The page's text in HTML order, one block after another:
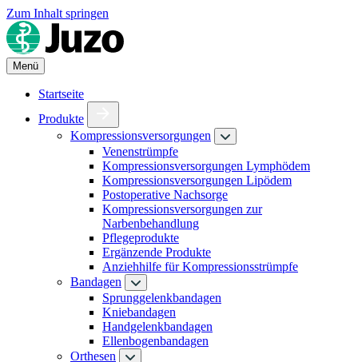
Zum Inhalt springen
Menü
Startseite
Produkte
Kompressionsversorgungen
Venenstrümpfe
Kompressionsversorgungen Lymphödem
Kompressionsversorgungen Lipödem
Postoperative Nachsorge
Kompressionsversorgungen zur
Narbenbehandlung
Pflegeprodukte
Ergänzende Produkte
Anziehhilfe für Kompressionsstrümpfe
Bandagen
Sprunggelenkbandagen
Kniebandagen
Handgelenkbandagen
Ellenbogenbandagen
Orthesen